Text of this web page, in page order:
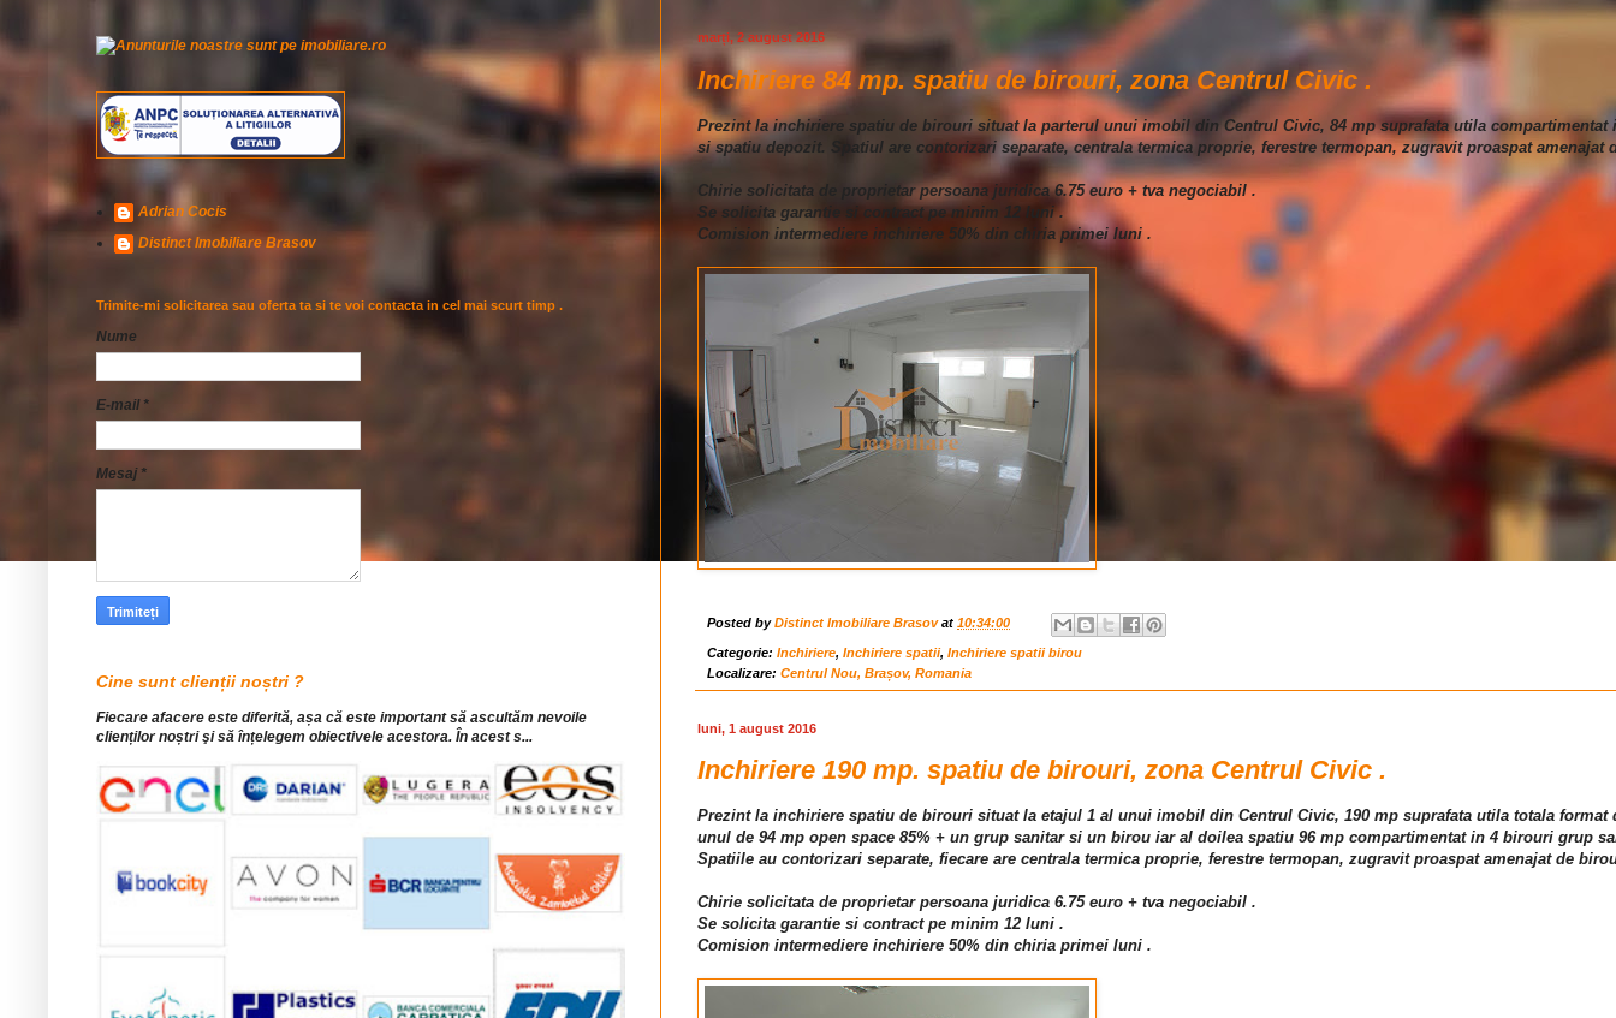
marți, 2 august 2016
Inchiriere 84 mp. spatiu de birouri, zona Centrul Civic .
Prezint la inchiriere spatiu de birouri situat la parterul unui imobil din Centrul Civic, 84 mp suprafata utila
si spatiu depozit. Spatiul are contorizari separate, centrala termica proprie, ferestre termopan, zugravit proaspat amenajat
Chirie solicitata de proprietar persoana juridica 6.75 euro + tva negociabil .
Se solicita garantie si contract pe minim 12 luni .
Comision intermediere inchiriere 50% din chiria primei luni .
Posted byDistinct Imobiliare Brasov at 10:34:00
Categorie: Inchiriere, Inchiriere spatii, Inchiriere spatii birou
Localizare: Centrul Nou, Brașov, Romania
luni, 1 august 2016
Inchiriere 190 mp. spatiu de birouri, zona Centrul Civic .
Prezint la inchiriere spatiu de birouri situat la etajul 1 al unui imobil din Centrul Civic, 190 mp suprafata utila totala
unul de 94 mp open space 85% + un grup sanitar si un birou iar al doilea spatiu 96 mp compartimentat in 4 birouri grup
Spatiile au contorizari separate, fiecare are centrala termica proprie, ferestre termopan, zugravit proaspat amenajat de
Chirie solicitata de proprietar persoana juridica 6.75 euro + tva negociabil .
Se solicita garantie si contract pe minim 12 luni .
Comision intermediere inchiriere 50% din chiria primei luni .
Adrian Cocis
Distinct Imobiliare Brasov
Trimite-mi solicitarea sau oferta ta si te voi contacta in cel mai scurt timp .
Nume
E-mail *
Mesaj *
Cine sunt clienții noștri ?
Fiecare afacere este diferită, așa că este important să ascultăm nevoile
clienților noștri şi să înțelegem obiectivele acestora. În acest s...